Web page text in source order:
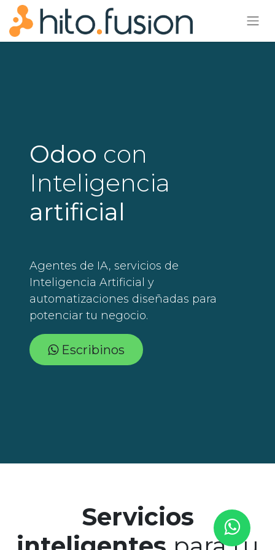
Odoo con
Inteligencia
artificial
Agentes de IA, servicios de
Inteligencia Artificial y
automatizaciones diseñadas para
potenciar tu negocio.
Escri​​​​​​binos
Servicios